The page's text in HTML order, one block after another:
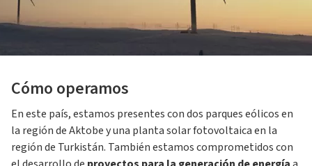
Cómo operamos
En este país, estamos presentes con dos parques eólicos en
la región de Aktobe y una planta solar fotovoltaica en la
región de Turkistán. También estamos comprometidos con